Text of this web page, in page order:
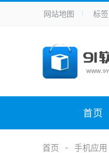
手机应用
手机游戏
电脑软件
网站地图 标签
首页
首页 手机应用